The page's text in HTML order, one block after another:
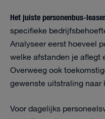
Het juiste personenbus-
specifieke
Analyseer eerst hoeveel
welke afstanden je aflegt
Overweeg ook
gewenste uitstraling naar
Voor dagelijks